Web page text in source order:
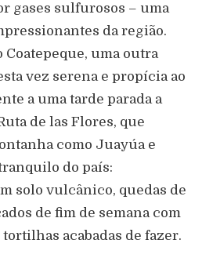
gases sulfurosos – uma
da região.
Coatepeque, uma outra
vez serena e propícia ao
a uma tarde parada a
de las Flores, que
como Juayúa e
do país:
solo vulcânico, quedas de
de fim de semana com
acabadas de fazer.